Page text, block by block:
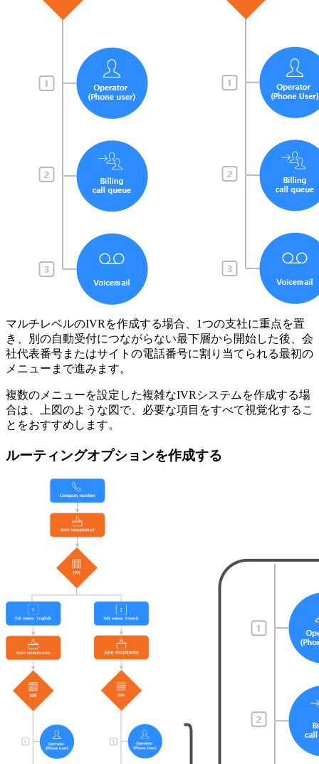
マルチレベルのIVRを作成する場合、1つの支社に重点を置
き、別の自動受付につながらない最下層から開始した後、会
社代表番号またはサイトの電話番号に割り当てられる最初の
メニューまで進みます。
複数のメニューを設定した複雑なIVRシステムを作成する場
合は、上図のような図で、必要な項目をすべて視覚化するこ
とをおすすめします。
ルーティングオプションを作成する